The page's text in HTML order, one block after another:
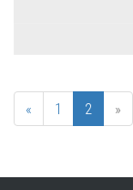
« 1 2 »